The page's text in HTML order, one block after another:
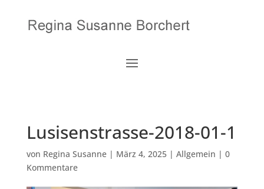
Lusisenstrasse-2018-01-1
von Regina Susanne| März 4, 2025| Allgemein | 0
Kommentare